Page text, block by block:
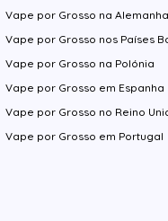
Vape por Grosso na Alemanha
Vape por Grosso nos Países
Vape por Grosso na Polónia
Vape por Grosso em Espanha
Vape por Grosso no Reino
Vape por Grosso em Portugal